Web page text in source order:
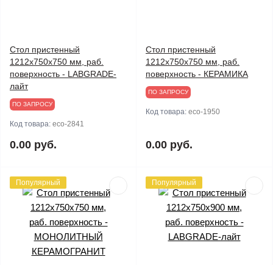
Стол пристенный
1212х750х750 мм, раб.
поверхность - LABGRADE-
лайт
ПО ЗАПРОСУ
Код товара: eco-2841
0.00 руб.
Стол пристенный
1212х750х750 мм, раб.
поверхность - КЕРАМИКА
ПО ЗАПРОСУ
Код товара: eco-1950
0.00 руб.
Популярный Популярный